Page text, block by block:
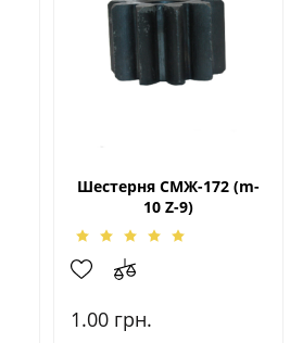
Шестерня СМЖ-172 (m-
10 Z-9)
1.00 грн.